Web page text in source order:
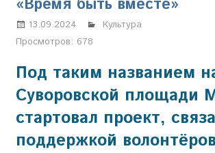
*
выходит
с
января
1924
года
«Время быть вместе»
13.09.2024 Марина Щербакова
Культура
Просмотров: 678
Под таким названием
Суворовской площади
стартовал проект,
поддержкой